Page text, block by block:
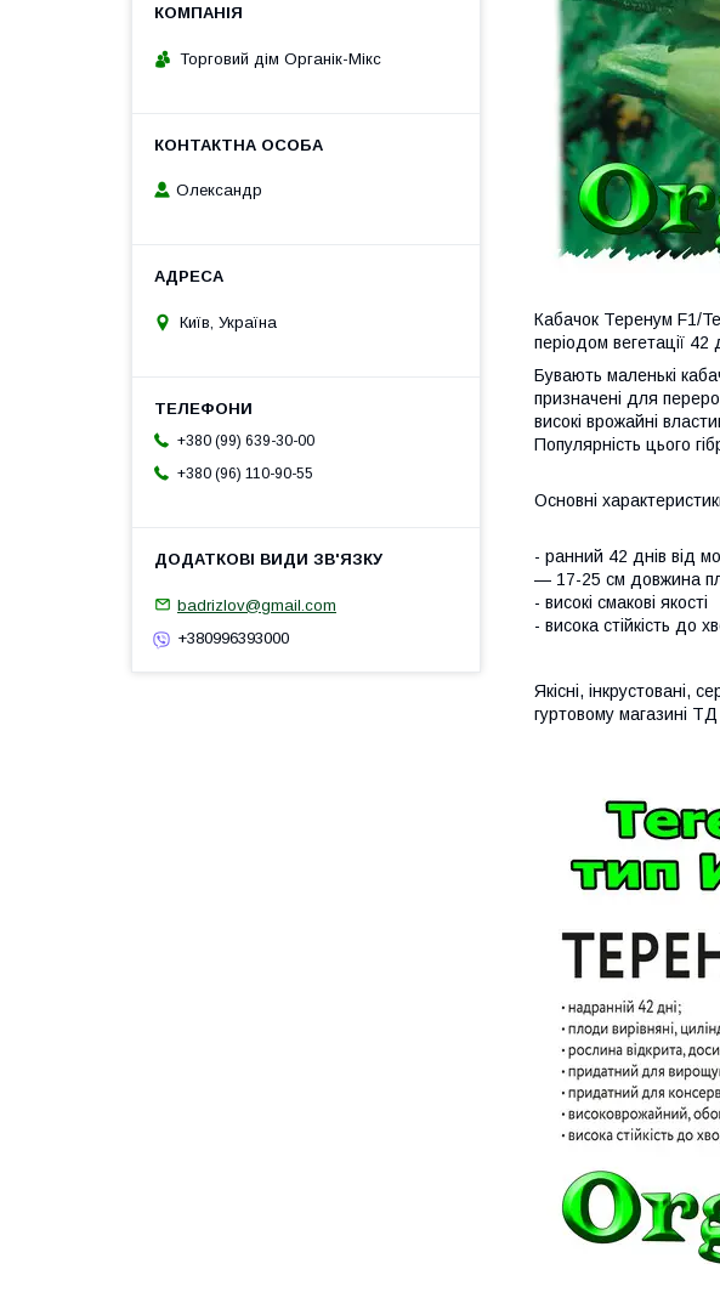
Кабачок Теренум F1/
періодом вегетації 42
Бувають маленькі
призначені для
високі врожайні
Популярність цього
Основні
- ранний 42 днів від
— 17-25 см довжина
- високі смакові якості
- висока стійкість до
Якісні, інкрустовані,
гуртовому магазині
Торговий дім Органік-Мікс
Олександр
Київ, Україна
+380 (99) 639-30-00
+380 (96) 110-90-55
badrizlov@gmail.com
+380996393000